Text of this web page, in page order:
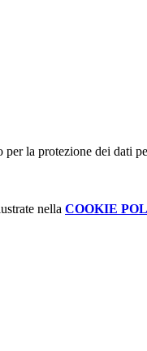
la protezione dei dati
nella COOKIE